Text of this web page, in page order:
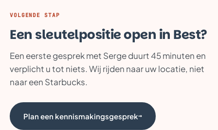
VOLGENDE STAP
Een sleutelpositie open in Best?
Een eerste gesprek met Serge duurt 45 minuten en
verplicht u tot niets. Wij rijden naar uw locatie, niet
naar een Starbucks.
Plan een kennismakingsgesprek→